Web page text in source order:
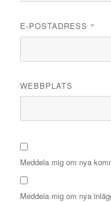
E-POSTADRESS *
WEBBPLATS
Meddela mig om nya
Meddela mig om nya